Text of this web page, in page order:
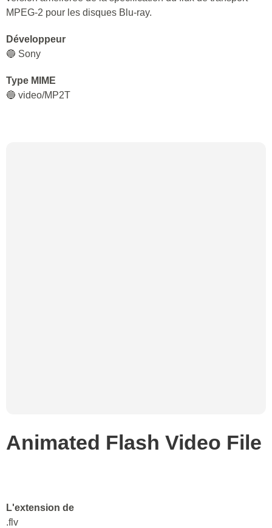
MPEG-2 pour les disques Blu-ray.
Développeur
🔵 Sony
Type MIME
🔵 video/MP2T
Animated Flash Video File
L'extension de
.flv